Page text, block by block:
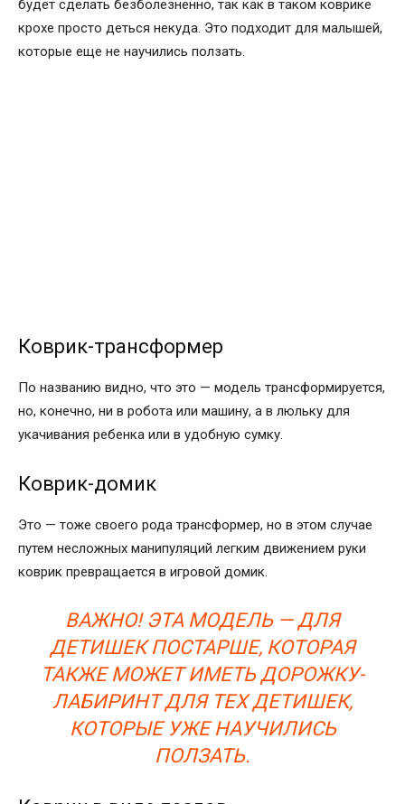
будет сделать безболезненно, так как в таком коврике
крохе просто деться некуда. Это подходит для малышей,
которые еще не научились ползать.
Коврик-трансформер
По названию видно, что это — модель трансформируется,
но, конечно, ни в робота или машину, а в люльку для
укачивания ребенка или в удобную сумку.
Коврик-домик
Это — тоже своего рода трансформер, но в этом случае
путем несложных манипуляций легким движением руки
коврик превращается в игровой домик.
ВАЖНО! ЭТА МОДЕЛЬ — ДЛЯ
ДЕТИШЕК ПОСТАРШЕ, КОТОРАЯ
ТАКЖЕ МОЖЕТ ИМЕТЬ ДОРОЖКУ-
ЛАБИРИНТ ДЛЯ ТЕХ ДЕТИШЕК,
КОТОРЫЕ УЖЕ НАУЧИЛИСЬ
ПОЛЗАТЬ.